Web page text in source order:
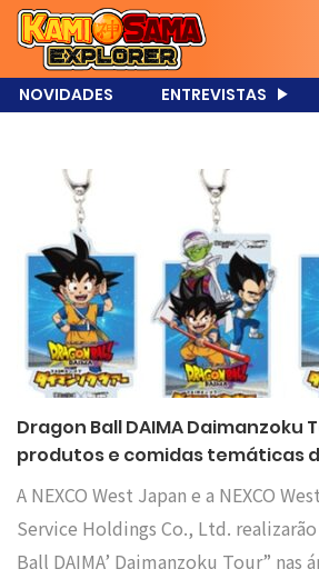
NOVIDADES ENTREVISTAS
Dragon Ball DAIMA Daimanzoku
produtos e comidas temáticas
A NEXCO West Japan e a NEXCO
Service Holdings Co., Ltd. realizarão
Ball DAIMA’ Daimanzoku Tour” nas